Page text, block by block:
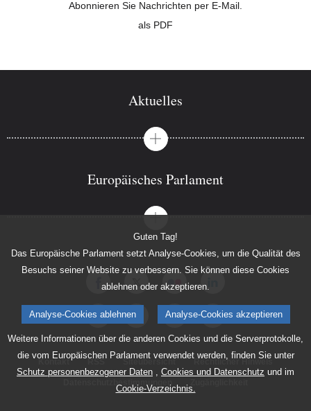
Guten Tag!
Das Europäische Parlament setzt Analyse-Cookies, um die Qualität des
Besuchs seiner Website zu verbessern. Sie können diese Cookies
ablehnen oder akzeptieren.
Analyse-Cookies ablehnen Analyse-Cookies akzeptieren
Weitere Informationen über die anderen Cookies und die Serverprotokolle,
die vom Europäischen Parlament verwendet werden, finden Sie unter
Schutz personenbezogener Daten , Cookies und Datenschutz und im
Cookie-Verzeichnis.
Abonnieren Sie Nachrichten per E-Mail.
als PDF
Aktuelles
Europäisches Parlament
Rechtlicher Hinweis
Datenschutzbestimmungen